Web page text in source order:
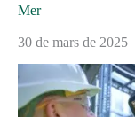
Mer
30 de mars de 2025